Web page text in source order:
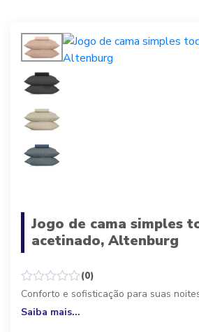
Jogo de cama simples
acetinado, Altenburg
(0)
Conforto e sofisticação para suas
Saiba mais...